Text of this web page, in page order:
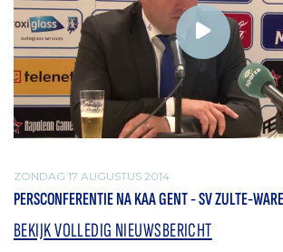
ZONDAG 17 AUGUSTUS 2014
PERSCONFERENTIE NA KAA GENT - SV ZULTE-
BEKIJK VOLLEDIG NIEUWSBERICHT